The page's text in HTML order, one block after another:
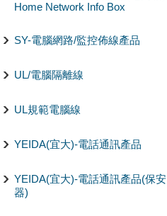
Home Network Info Box
SY-電腦網路/監控佈線產品
UL/電腦隔離線
UL規範電腦線
YEIDA(宜大)-電話通訊產品
YEIDA(宜大)-電話通訊產品(保安
器)